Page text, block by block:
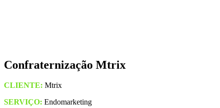
Confraternização Mtrix
CLIENTE: Mtrix
SERVIÇO: Endomarketing